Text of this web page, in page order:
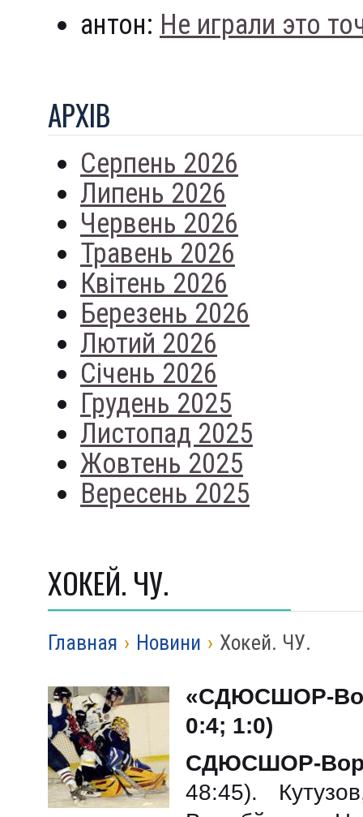
антон: Не играли это
АРХIВ
Серпень 2026
Липень 2026
Червень 2026
Травень 2026
Квітень 2026
Березень 2026
Лютий 2026
Січень 2026
Грудень 2025
Листопад 2025
Жовтень 2025
Вересень 2025
ХОКЕЙ. ЧУ.
Главная › Новини › Хокей. ЧУ.
«СДЮСШОР-
0:4; 1:0)
СДЮСШОР-
48:45).